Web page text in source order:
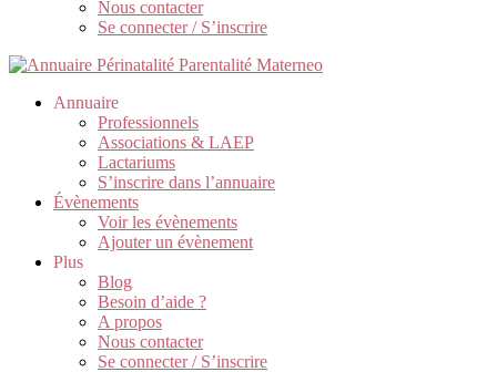
Nous contacter
Se connecter / S’inscrire
Annuaire
Professionnels
Associations & LAEP
Lactariums
S’inscrire dans l’annuaire
Évènements
Voir les évènements
Ajouter un évènement
Plus
Blog
Besoin d’aide ?
A propos
Nous contacter
Se connecter / S’inscrire